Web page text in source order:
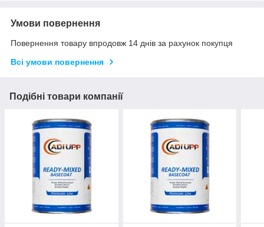
Умови повернення
Повернення товару впродовж 14 днів за рахунок покупця
Всі умови повернення
Подібні товари компанії